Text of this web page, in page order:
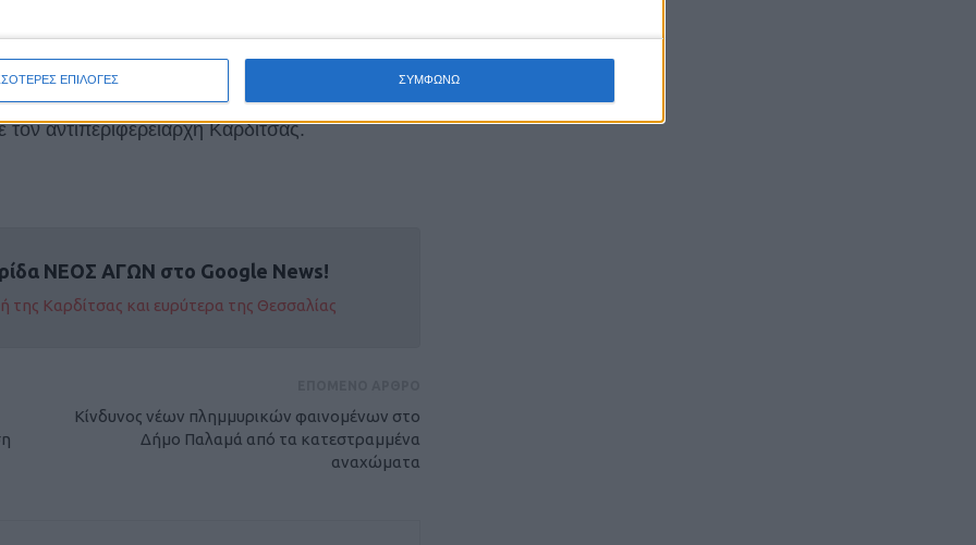
ΕΠΙΛΟΓΕΣ ΣΥΜΦΩΝΩ
την περιοχή παραμένουν μπλοκαρισμένοι.
2023 οι κάτοικοι της περιοχής αποφασίσαμε
κινητοποιήσεις ξεκινώντας με παράσταση
αντιπεριφερειάρχη Καρδίτσας.
ΝΕΟΣ ΑΓΩΝ στο Google News!
της Καρδίτσας και ευρύτερα της Θεσσαλίας
Κίνδυνος νέων πλημμυρικών φαινομένων στο
Δήμο Παλαμά από τα κατεστραμμένα
αναχώματα